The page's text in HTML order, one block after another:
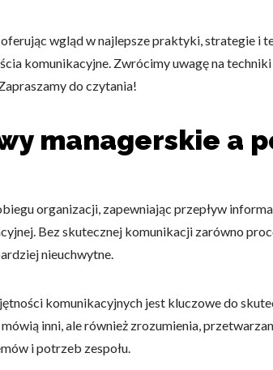
wgląd w najlepsze praktyki, strategie
komunikacyjne. Zwrócimy uwagę na
do czytania!
managerskie a
organizacji, zapewniając przepływ
Bez skutecznej komunikacji zarówno
nieuchwytne.
komunikacyjnych jest kluczowe do
inni, ale również zrozumienia,
i potrzeb zespołu.